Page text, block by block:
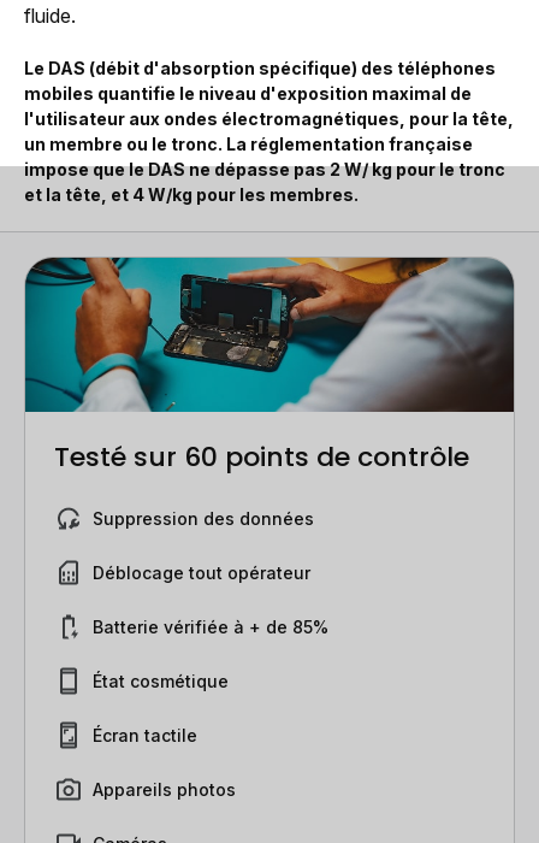
fluide.
Le DAS (débit d'absorption spécifique) des téléphones
mobiles quantifie le niveau d'exposition maximal de
l'utilisateur aux ondes électromagnétiques, pour la tête,
un membre ou le tronc. La réglementation française
impose que le DAS ne dépasse pas 2 W/ kg pour le tronc
et la tête, et 4 W/kg pour les membres.
Testé sur 60 points de contrôle
Suppression des données
Déblocage tout opérateur
Batterie vérifiée à + de 85%
État cosmétique
Écran tactile
Appareils photos